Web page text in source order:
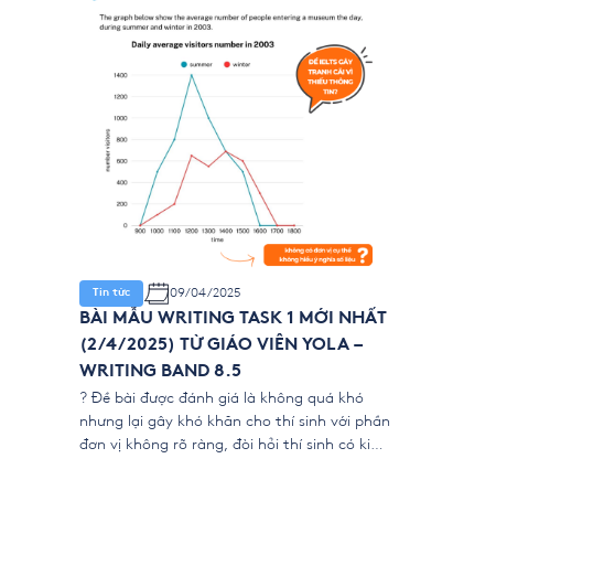
Tin tức 09/04/2025
BÀI MẪU WRITING TASK 1 MỚI NHẤT
(2/4/2025) TỪ GIÁO VIÊN YOLA –
WRITING BAND 8.5
? Đề bài được đánh giá là không quá khó
nhưng lại gây khó khăn cho thí sinh với phần
đơn vị không rõ ràng, đòi hỏi thí sinh có kiến